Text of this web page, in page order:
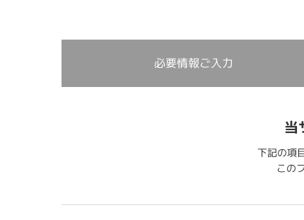
必要情報ご入力
当
下記の項
この